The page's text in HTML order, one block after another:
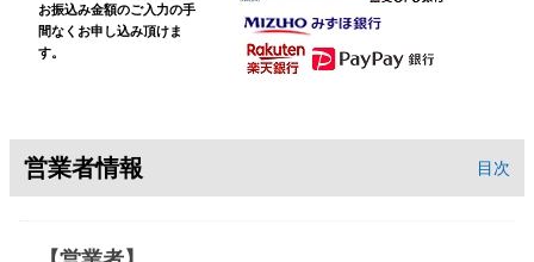
お振込み金額のご入力の手
間なくお申し込み頂けま
す。
営業者情報 目次